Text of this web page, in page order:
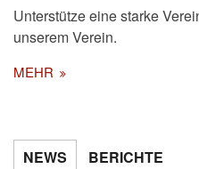
Unterstütze eine starke
unserem Verein.
MEHR
NEWS BERICHTE